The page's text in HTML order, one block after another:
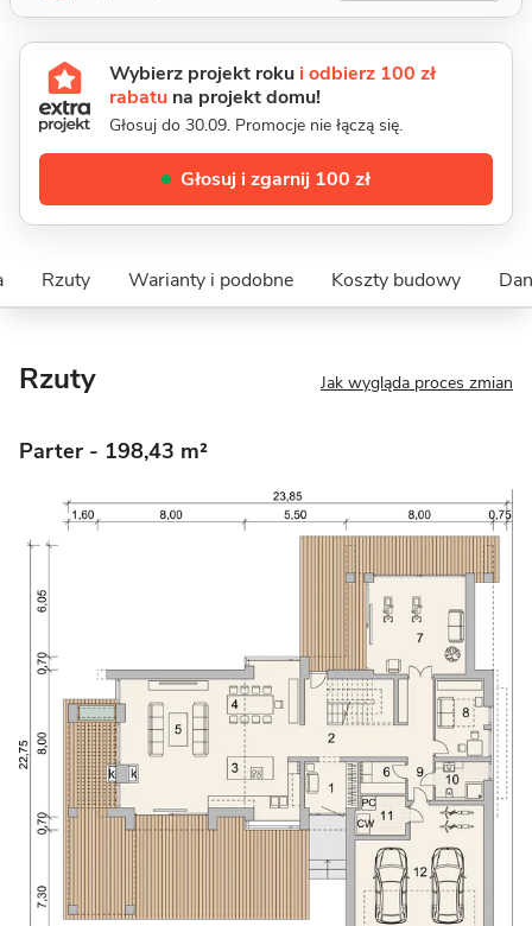
Wybierz projekt roku i odbierz 100 zł
rabatu na projekt domu!
Głosuj do 30.09. Promocje nie łączą się.
Głosuj i zgarnij 100 zł
Rzuty Warianty i podobne Koszty budowy
Rzuty Jak wygląda proces zmian
Parter - 198,43 m²